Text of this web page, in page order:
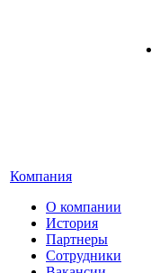
Компания
О компании
История
Партнеры
Сотрудники